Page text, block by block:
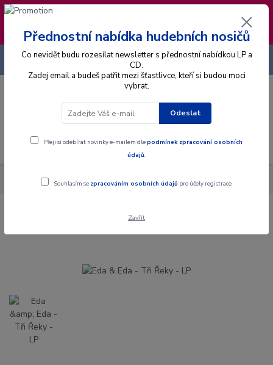
❣️ Od 4.8. do 13.8. čerpám dovolenou. Datum
expedice objednávek se posouvá na pátek
14.8.2026 🐋
Menu
CZK
+420 725 736 293
Alba Gramodesky Eda & Eda - Tři Řeky - LP
Eda & Eda - Tři Řeky - LP
Přednostní nabídka hudebních nosičů
Co nevidět budu rozesílat newsletter s přednostní nabídkou LP a
CD.
Zadej email a budeš patřit mezi šťastlivce, kteří si budou moci
vybrat.
Odeslat
Přeji si odebírat novinky e-mailem dlepodmínek zpracování osobních
údajů.
Souhlasím se zpracováním osobních údajů pro účely registrace.
Zavřít